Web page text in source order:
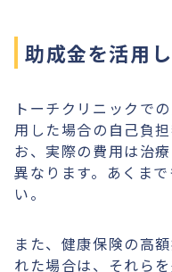
助成金を活用
トーチクリニックで
用した場合の自己負
お、実際の費用は治
異なります。あくま
い。
また、健康保険の高
れた場合は、それら